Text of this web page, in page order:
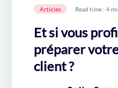
Articles Read time : 4
Et si vous
préparer
client ?